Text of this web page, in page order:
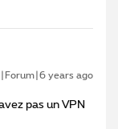
years ago
pas un VPN